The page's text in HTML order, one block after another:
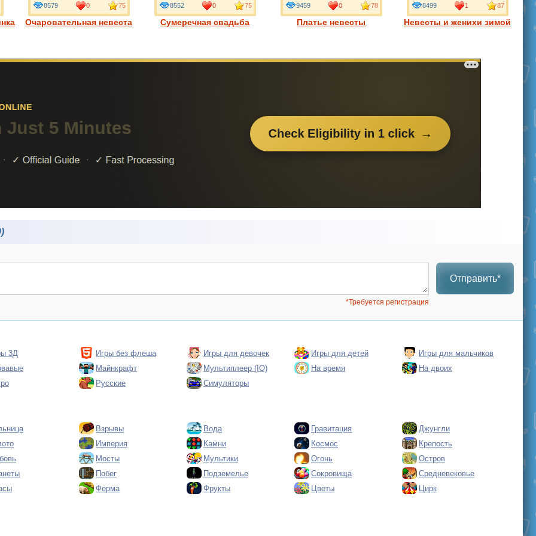
Очаровательная невеста
8579 0 75
Сумеречная свадьба
8552 0 75
Платье невесты
9459 0 78
Невесты и женихи зимой
8499 1 87
Отправить*
*Требуется регистрация
3Д Игры без флеша Игры для девочек Игры для детей
Игры для мальчиков
Майнкрафт Мультиплеер (IO) На время
На двоих
Русские Симуляторы
Взрывы Вода Гравитация
Джунгли
Империя Камни Космос
Крепость
Мосты Мультики Огонь
Остров
Побег Подземелье Сокровища
Средневековье
Ферма Фрукты Цветы Цирк